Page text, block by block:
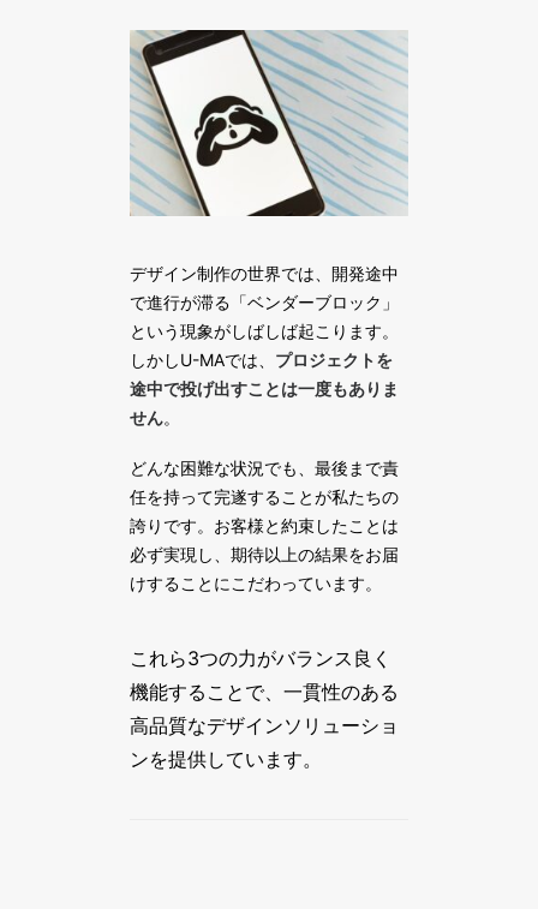
デザイン制作の世界では、開発途中
で進行が滞る「ベンダーブロック」
という現象がしばしば起こります。
しかしU-MAでは、 プロジェクトを
途中で投げ出すことは一度もありま
せん。
どんな困難な状況でも、最後まで責
任を持って完遂することが私たちの
誇りです。お客様と約束したことは
必ず実現し、期待以上の結果をお届
けすることにこだわっています。
これら3つの力がバランス良く
機能することで、一貫性のある
高品質なデザインソリューショ
ンを提供しています。